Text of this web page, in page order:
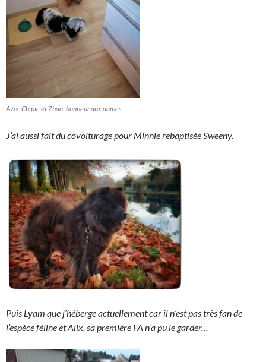
Avec Chipie et Zhao, honneur aux dames
J’ai aussi fait du covoiturage pour Minnie rebaptisée Sweeny.
Puis Lyam que j’héberge actuellement car il n’est pas très fan de
l’espèce féline et Alix, sa première FA n’a pu le garder…